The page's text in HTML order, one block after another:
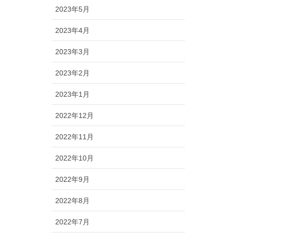
2023年5月
2023年4月
2023年3月
2023年2月
2023年1月
2022年12月
2022年11月
2022年10月
2022年9月
2022年8月
2022年7月